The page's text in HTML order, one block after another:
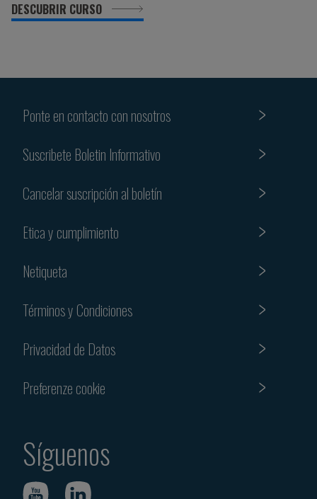
DESCUBRIR CURSO
Ponte en contacto con nosotros
Suscribete Boletin Informativo
Cancelar suscripción al boletín
Etica y cumplimiento
Netiqueta
Términos y Condiciones
Privacidad de Datos
Preferenze cookie
Síguenos